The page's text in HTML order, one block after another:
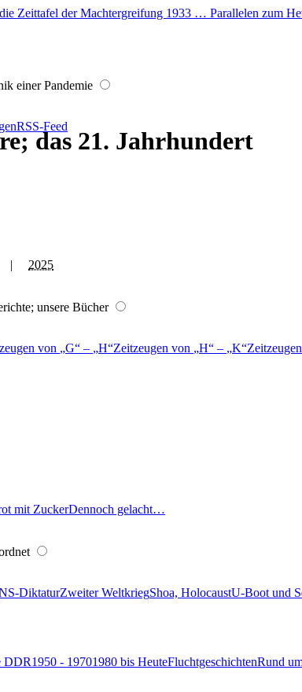
Zeittafel der Machtergreifung 1933 … Parallelen zum
einer Pandemie
RSS-Feed
| 2025
unsere Bücher
von G – H Zeitzeugen von H – K
mit ZuckerDennoch gelacht…
DiktaturZweiter WeltkriegShoa, HolocaustU-Boot und
DDR1950 - 19701980 bis HeuteFluchtgeschichtenRund
das 21. Jahrhundert